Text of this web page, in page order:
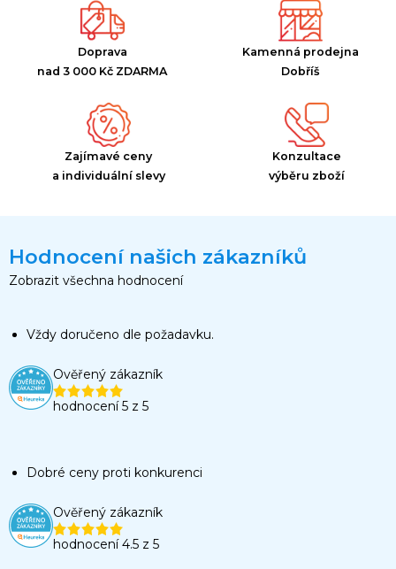
Doprava
nad 3 000 Kč ZDARMA
Kamenná prodejna
Dobříš
Zajímavé ceny
a individuální slevy
Konzultace
výběru zboží
Hodnocení našich zákazníků
Zobrazit všechna hodnocení
Vždy doručeno dle požadavku.
Ověřený zákazník
hodnocení 5 z 5
Dobré ceny proti konkurenci
Ověřený zákazník
hodnocení 4.5 z 5